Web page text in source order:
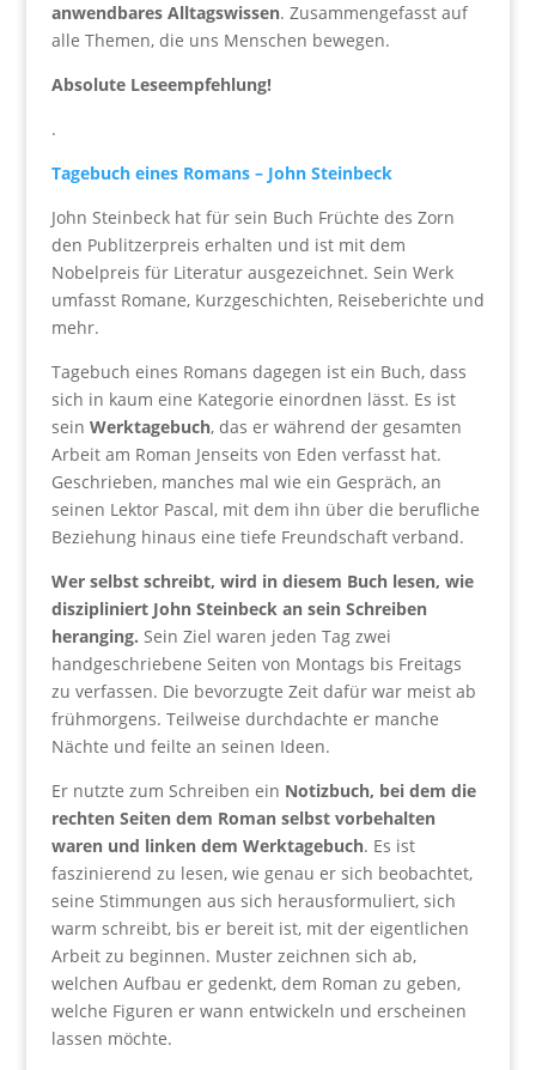
anwendbares Alltagswissen. Zusammengefasst auf
alle Themen, die uns Menschen bewegen.
Absolute Leseempfehlung!
.
Tagebuch eines Romans – John Steinbeck
John Steinbeck hat für sein Buch Früchte des Zorn
den Publitzerpreis erhalten und ist mit dem
Nobelpreis für Literatur ausgezeichnet. Sein Werk
umfasst Romane, Kurzgeschichten, Reiseberichte und
mehr.
Tagebuch eines Romans dagegen ist ein Buch, dass
sich in kaum eine Kategorie einordnen lässt. Es ist
sein Werktagebuch, das er während der gesamten
Arbeit am Roman Jenseits von Eden verfasst hat.
Geschrieben, manches mal wie ein Gespräch, an
seinen Lektor Pascal, mit dem ihn über die berufliche
Beziehung hinaus eine tiefe Freundschaft verband.
Wer selbst schreibt, wird in diesem Buch lesen, wie
diszipliniert John Steinbeck an sein Schreiben
heranging. Sein Ziel waren jeden Tag zwei
handgeschriebene Seiten von Montags bis Freitags
zu verfassen. Die bevorzugte Zeit dafür war meist ab
frühmorgens. Teilweise durchdachte er manche
Nächte und feilte an seinen Ideen.
Er nutzte zum Schreiben ein Notizbuch, bei dem die
rechten Seiten dem Roman selbst vorbehalten
waren und linken dem Werktagebuch. Es ist
faszinierend zu lesen, wie genau er sich beobachtet,
seine Stimmungen aus sich herausformuliert, sich
warm schreibt, bis er bereit ist, mit der eigentlichen
Arbeit zu beginnen. Muster zeichnen sich ab,
welchen Aufbau er gedenkt, dem Roman zu geben,
welche Figuren er wann entwickeln und erscheinen
lassen möchte.